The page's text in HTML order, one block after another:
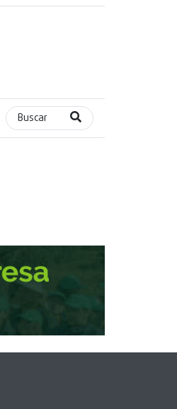
Buscar